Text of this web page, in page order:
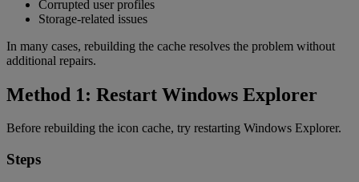
Corrupted user profiles
Storage-related issues
In many cases, rebuilding the cache resolves the problem without
additional repairs.
Method 1: Restart Windows Explorer
Before rebuilding the icon cache, try restarting Windows Explorer.
Steps